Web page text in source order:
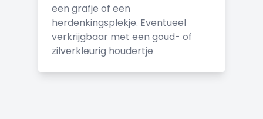
een grafje of een
herdenkingsplekje. Eventueel
verkrijgbaar met een goud- of
zilverkleurig houdertje